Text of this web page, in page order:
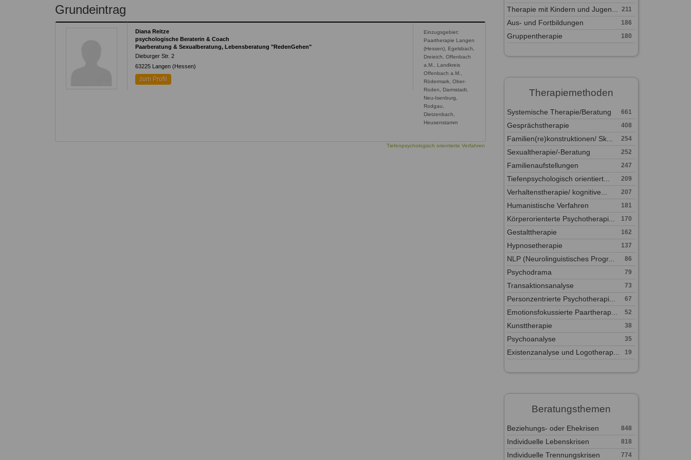
Therapeutenliste
Zum Kontaktformular
Grundeintrag
Diana Reitze
psychologische Beraterin & Coach
Paarberatung & Sexualberatung, Lebensberatung "RedenGehen"
Dieburger Str. 2
63225
Langen (Hessen)
zum Profil
Einzugsgebiet:
Paartherapie Langen
(Hessen), Egelsbach,
Dreieich, Offenbach
a.M., Landkreis
Offenbach a.M.,
Rödermark, Ober-
Roden, Darmstadt,
Neu-Isenburg,
Rodgau,
Dietzenbach,
Heusenstamm
Tiefenpsychologisch orientierte Verfahren
Therapie mit Kindern und Jugen... 211
Aus- und Fortbildungen 186
Gruppentherapie 180
Therapiemethoden
Systemische Therapie/Beratung 661
Gesprächstherapie 408
Familien(re)konstruktionen/ Sk... 254
Sexualtherapie/-Beratung 252
Familienaufstellungen 247
Tiefenpsychologisch orientiert... 209
Verhaltenstherapie/ kognitive... 207
Humanistische Verfahren 181
Körperorienterte Psychotherapi... 170
Gestalttherapie 162
Hypnosetherapie 137
NLP (Neurolinguistisches Progr... 86
Psychodrama 79
Transaktionsanalyse 73
Personzentrierte Psychotherapi... 67
Emotionsfokussierte Paartherap... 52
Kunsttherapie 38
Psychoanalyse 35
Existenzanalyse und Logotherap... 19
Beratungsthemen
Beziehungs- oder Ehekrisen 848
Individuelle Lebenskrisen 818
Individuelle Trennungskrisen 774